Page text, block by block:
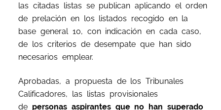
las citadas listas se publican aplicando el orden
de prelación en los listados recogido en la
base general 10, con indicación en cada caso,
de los criterios de desempate que han sido
necesarios emplear.
Aprobadas, a propuesta de los Tribunales
Calificadores, las listas provisionales
de personas aspirantes que no han superado